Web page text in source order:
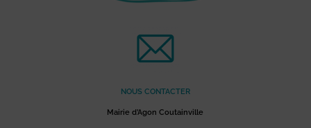
NOUS CONTACTER
Mairie d’Agon Coutainville